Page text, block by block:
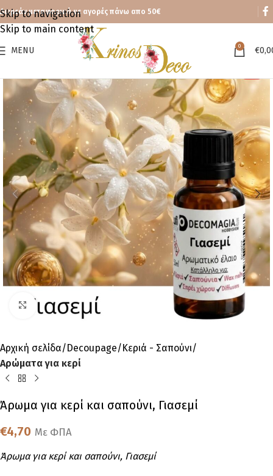
Skip to navigation
Skip to main content
Δωρεάν μεταφορικά με αγορές πάνω απο 50€
MENU 0 €
Click to enlarge
Αρχική σελίδα Decoupage
Κεριά - Σαπούνι
Αρώματα για κερί
Άρωμα για κερί και σαπούνι, Γιασεμί
€4,70 Με ΦΠΑ
Άρωμα για κερί και σαπούνι, Γιασεμί